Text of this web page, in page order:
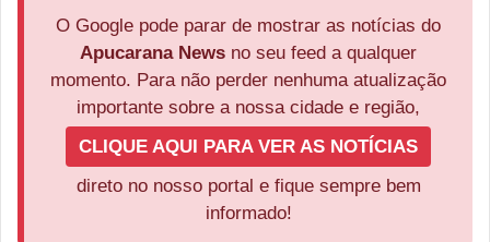
O Google pode parar de mostrar as notícias do
Apucarana News no seu feed a qualquer
momento. Para não perder nenhuma atualização
importante sobre a nossa cidade e região,
CLIQUE AQUI PARA VER AS NOTÍCIAS
direto no nosso portal e fique sempre bem
informado!